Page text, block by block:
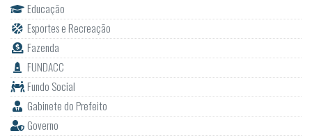
Educação
Esportes e Recreação
Fazenda
FUNDACC
Fundo Social
Gabinete do Prefeito
Governo